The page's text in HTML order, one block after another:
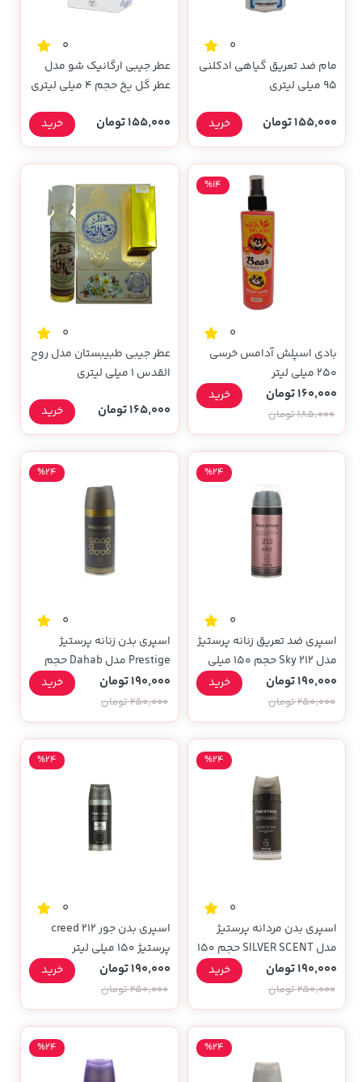
0
مام ضد تعریق گیاهی ادکلنی
95 میلی لیتری
155,000 تومان خرید
0
عطر جیبی ارگانیک شو مدل
عطر گل یخ حجم 4 میلی لیتری
155,000 تومان خرید
0
بادی اسپلش آدامس خرسی
۲۵۰ میلی لیتر
%14
160,000 تومان
185,000 تومان
خرید
0
عطر جیبی طبیبستان مدل روح
القدس 1 میلی لیتری
165,000 تومان خرید
0
اسپری ضد تعریق زنانه پرستیژ
مدل 212 Sky حجم 150 میلی
لیتری
%24
190,000 تومان
250,000 تومان
خرید
0
اسپری بدن زنانه پرستیژ
Prestige مدل Dahab حجم
150 میلی لیتری
%24
190,000 تومان
250,000 تومان
خرید
0
اسپری بدن مردانه پرستیژ
مدل SILVER SCENT حجم 150
میلی لیتری
%24
190,000 تومان
250,000 تومان
خرید
0
اسپری بدن جور 212 creed
پرستیژ 150 میلی لیتر
%24
190,000 تومان
250,000 تومان
خرید
%24
%24